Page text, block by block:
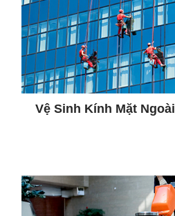
Vệ Sinh Kính Mặt Ngoài